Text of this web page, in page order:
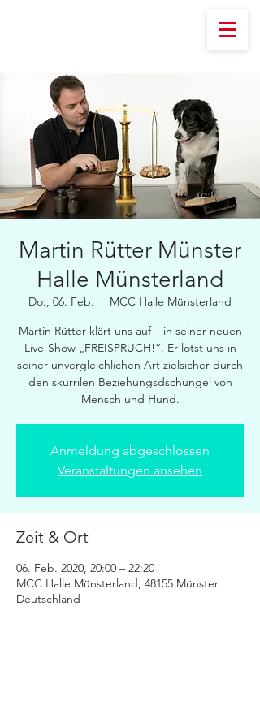
Martin Rütter Münster
Halle Münsterland
Do., 06. Feb.
  |
MCC Halle Münsterland
Martin Rütter klärt uns auf – in seiner neuen
Live-Show „FREISPRUCH!“. Er lotst uns in
seiner unvergleichlichen Art zielsicher durch
den skurrilen Beziehungsdschungel von
Mensch und Hund.
Anmeldung abgeschlossen
Veranstaltungen ansehen
Zeit & Ort
06. Feb. 2020, 20:00 – 22:20
MCC Halle Münsterland, 48155 Münster,
Deutschland